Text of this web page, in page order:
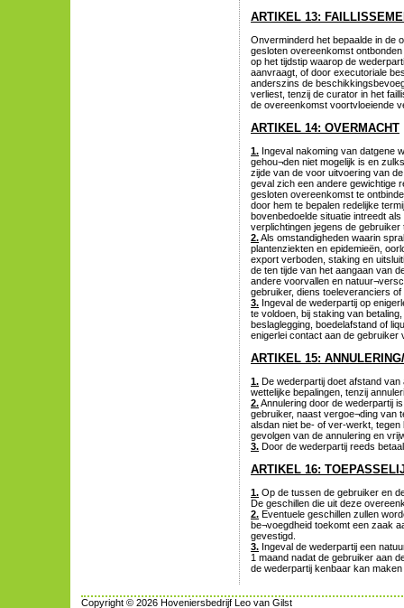
ARTIKEL 13:
Onverminderd het bepaalde in de
gesloten overeenkomst
op het tijdstip waarop de
aanvraagt, of door executoriale
anderszins de
verliest, tenzij de curator in het
de overeenkomst voortvloeiende
ARTIKEL 14: OVERMACHT
1. Ingeval nakoming van datgene
gehou¬den niet mogelijk is en
zijde van de voor uitvoering van
geval zich een andere gewichtige
gesloten overeenkomst te
door hem te bepalen redelijke
bovenbedoelde situatie intreedt
verplichtingen jegens de
2.Als omstandigheden waarin
plantenziekten en epidemieën,
export verboden, staking en
de ten tijde van het aangaan van
andere voorvallen en
gebruiker, diens toeleveranciers
3. Ingeval de wederpartij op
te voldoen, bij staking van
beslaglegging, boedelafstand of
enigerlei contact aan de gebruiker
ARTIKEL 15:
1. De wederpartij doet afstand
wettelijke bepalingen, tenzij
2.Annulering door de wederpartij
gebruiker, naast vergoe¬ding van
alsdan niet be- of ver-werkt,
gevolgen van de annulering en
3. Door de wederpartij reeds
ARTIKEL 16:
1. Op de tussen de gebruiker en
De geschillen die uit deze
2. Eventuele geschillen zullen
be¬voegdheid toekomt een zaak
gevestigd.
3. Ingeval de wederpartij een
1 maand nadat de gebruiker aan
de wederpartij kenbaar kan
Copyright © 2026 Hoveniersbedrijf Leo van Gilst